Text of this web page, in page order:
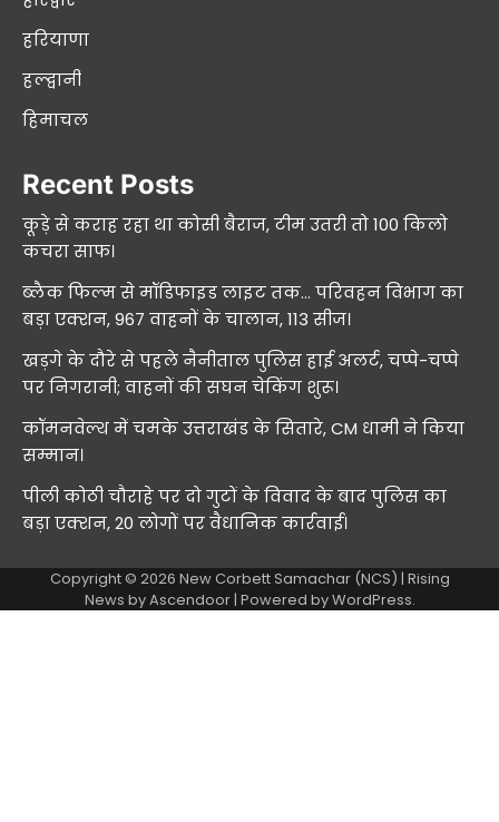
हरियाणा
हल्द्वानी
हिमाचल
Recent Posts
कूड़े से कराह रहा था कोसी बैराज, टीम उतरी तो 100 किलो
कचरा साफ।
ब्लैक फिल्म से मॉडिफाइड लाइट तक… परिवहन विभाग का
बड़ा एक्शन, 967 वाहनों के चालान, 113 सीज।
खड़गे के दौरे से पहले नैनीताल पुलिस हाई अलर्ट, चप्पे-चप्पे
पर निगरानी; वाहनों की सघन चेकिंग शुरू।
कॉमनवेल्थ में चमके उत्तराखंड के सितारे, CM धामी ने किया
सम्मान।
पीली कोठी चौराहे पर दो गुटों के विवाद के बाद पुलिस का
बड़ा एक्शन, 20 लोगों पर वैधानिक कार्रवाई।
Copyright © 2026 New Corbett Samachar (NCS) | Rising
News byAscendoor| Powered byWordPress.